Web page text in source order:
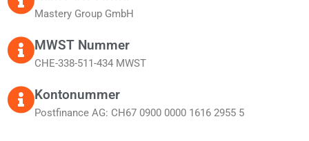
Mastery Group GmbH
MWST Nummer
CHE-338-511-434 MWST​
Kontonummer
Postfinance AG: CH67 0900 0000 1616 2955 5